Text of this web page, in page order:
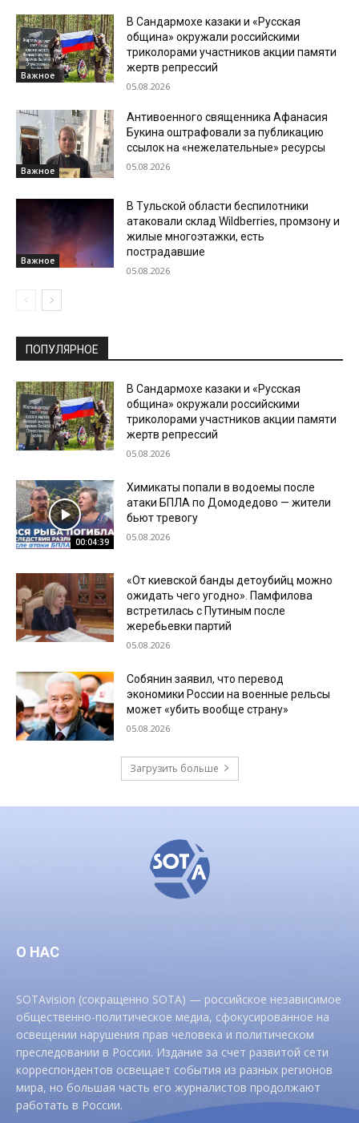
Важное
В Сандармохе казаки и «Русская
община» окружали российскими
триколорами участников акции памяти
жертв репрессий
05.08.2026
Важное
Антивоенного священника Афанасия
Букина оштрафовали за публикацию
ссылок на «нежелательные» ресурсы
05.08.2026
Важное
В Тульской области беспилотники
атаковали склад Wildberries, промзону и
жилые многоэтажки, есть
пострадавшие
05.08.2026
ПОПУЛЯРНОЕ
В Сандармохе казаки и «Русская
община» окружали российскими
триколорами участников акции памяти
жертв репрессий
05.08.2026
00:04:39
Химикаты попали в водоемы после
атаки БПЛА по Домодедово — жители
бьют тревогу
05.08.2026
«От киевской банды детоубийц можно
ожидать чего угодно». Памфилова
встретилась с Путиным после
жеребьевки партий
05.08.2026
Собянин заявил, что перевод
экономики России на военные рельсы
может «убить вообще страну»
05.08.2026
Загрузить больше
О НАС
SOTAvision (сокращенно SOTA) — российское независимое
общественно-политическое медиа, сфокусированное на
освещении нарушения прав человека и политическом
преследовании в России. Издание за счет развитой сети
корреспондентов освещает события из разных регионов
мира, но большая часть его журналистов продолжают
работать в России.